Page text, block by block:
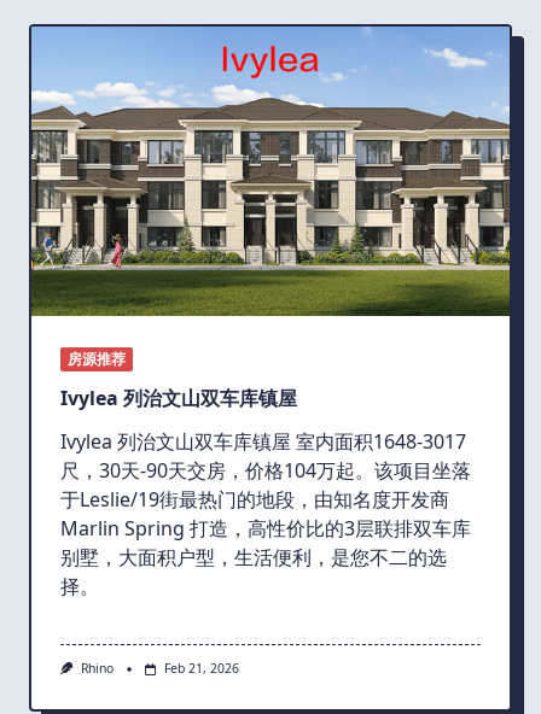
房源推荐
Ivylea 列治文山双车库镇屋
Ivylea 列治文山双车库镇屋 室内面积1648-3017
尺，30天-90天交房，价格104万起。该项目坐落
于Leslie/19街最热门的地段，由知名度开发商
Marlin Spring 打造，高性价比的3层联排双车库
别墅，大面积户型，生活便利，是您不二的选
择。
Rhino Feb 21, 2026